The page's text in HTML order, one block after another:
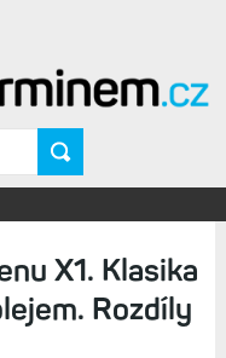
X1. Klasika
Rozdíly